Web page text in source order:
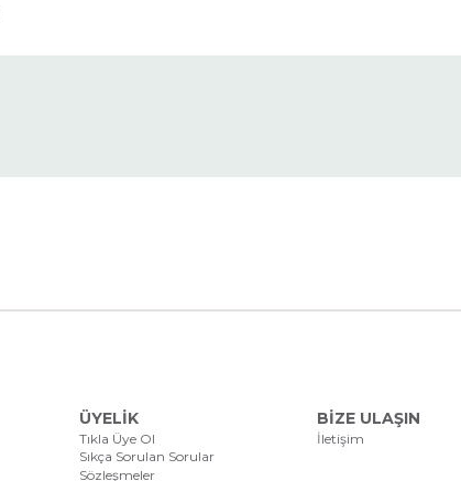
ÜYELİK
Tıkla Üye Ol
Sıkça Sorulan Sorular
Sözleşmeler
BİZE ULAŞIN
İletişim